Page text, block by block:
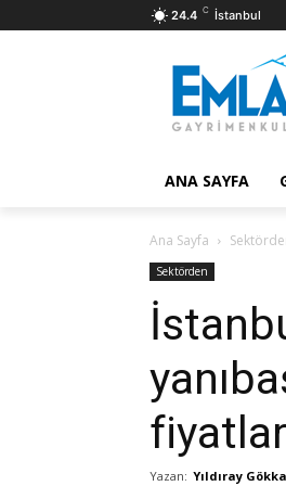
24.4 C İstanbul
ANA SAYFA
Ana Sayfa
Sektörden
Yazan: Yıldıray